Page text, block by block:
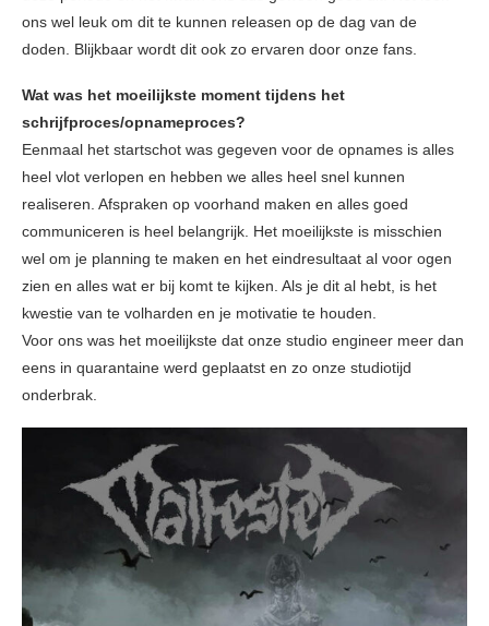
ons wel leuk om dit te kunnen releasen op de dag van de
doden. Blijkbaar wordt dit ook zo ervaren door onze fans.
Wat was het moeilijkste moment tijdens het
schrijfproces/opnameproces?
Eenmaal het startschot was gegeven voor de opnames is alles
heel vlot verlopen en hebben we alles heel snel kunnen
realiseren. Afspraken op voorhand maken en alles goed
communiceren is heel belangrijk. Het moeilijkste is misschien
wel om je planning te maken en het eindresultaat al voor ogen
zien en alles wat er bij komt te kijken. Als je dit al hebt, is het
kwestie van te volharden en je motivatie te houden.
Voor ons was het moeilijkste dat onze studio engineer meer dan
eens in quarantaine werd geplaatst en zo onze studiotijd
onderbrak.